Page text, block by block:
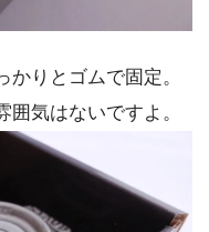
りとゴムで固定。
気はないですよ。